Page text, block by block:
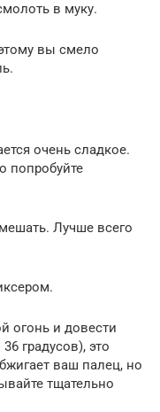
в муку.
вы смело
очень сладкое.
попробуйте
Лучше всего
огонь и довести
градусов), это
ваш палец, но
тщательно